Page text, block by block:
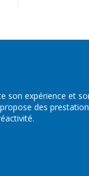
son expérience et
des